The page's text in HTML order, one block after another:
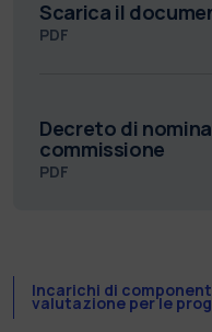
Scarica il
PDF
Decreto di
commissione
PDF
Incarichi di
valutazione per le